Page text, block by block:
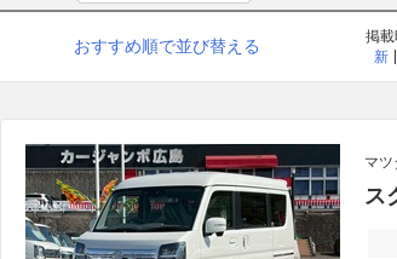
おすすめ順で並び替える
掲載
新
マツ
ス